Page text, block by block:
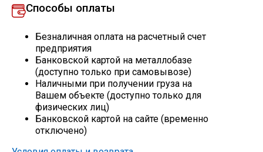
Алюминиевый прокат
Способы оплаты
Безналичная оплата на расчетный счет
предприятия
Банковской картой на металлобазе
(доступно только при самовывозе)
Наличными при получении груза на
Вашем объекте (доступно только для
физических лиц)
Банковской картой на сайте (временно
отключено)